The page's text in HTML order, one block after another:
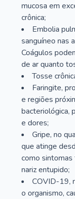
mucosa em
crônica;
Embolia
sanguíneo nas
Coágulos
de ar quanto
Tosse
Faringite,
e regiões
bacteriológica,
e dores;
Gripe, no
que atinge
como sintomas
nariz entupido;
COVID-19,
o organismo,